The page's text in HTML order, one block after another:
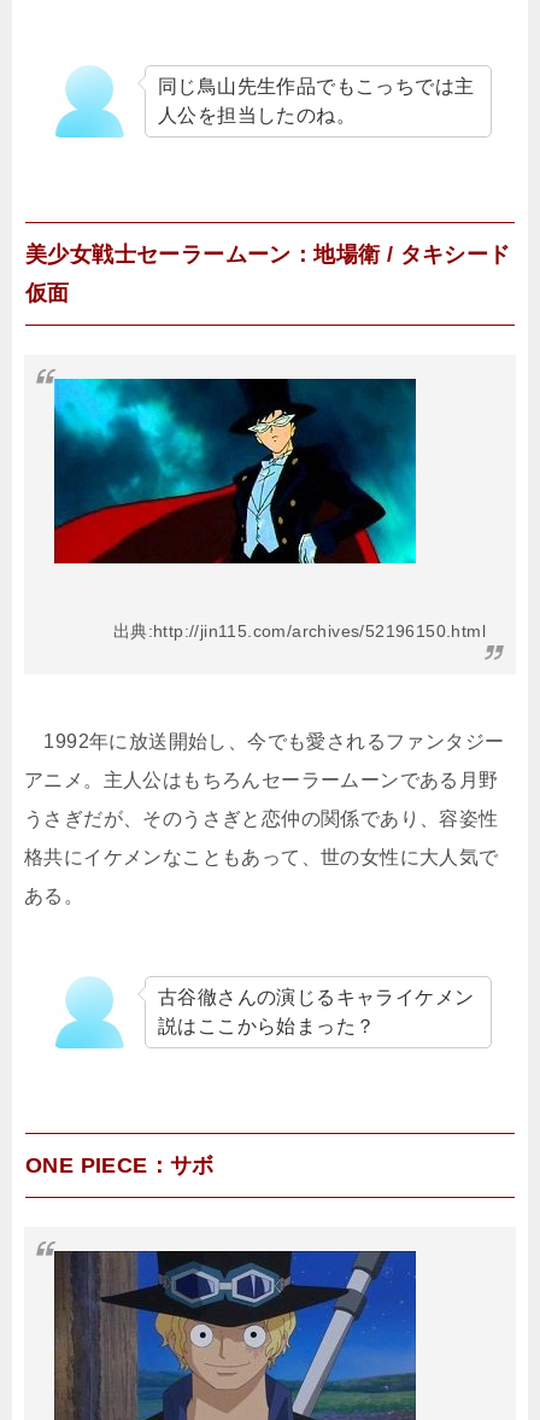
同じ鳥山先生作品でもこっちでは主
人公を担当したのね。
美少女戦士セーラームーン：地場衛 / タキシード
仮面
出典:http://jin115.com/archives/52196150.html
1992年に放送開始し、今でも愛されるファンタジー
アニメ。主人公はもちろんセーラームーンである月野
うさぎだが、そのうさぎと恋仲の関係であり、容姿性
格共にイケメンなこともあって、世の女性に大人気で
ある。
古谷徹さんの演じるキャライケメン
説はここから始まった？
ONE PIECE：サボ